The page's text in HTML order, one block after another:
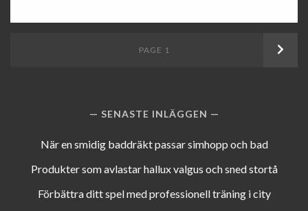
Inläggsnavigering
PAGE 1 Next
SENASTE INLÄGGEN
När en smidig baddräkt passar simhopp och bad
Produkter som avlastar hallux valgus och sned stortå
Förbättra ditt spel med professionell träning i city